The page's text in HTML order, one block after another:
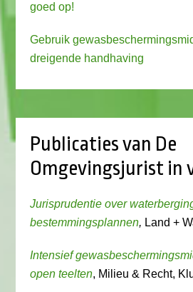
goed op!
Gebruik
dreigende handhaving
Publicaties van De
Omgevingsjurist in
Jurisprudentie over
bestemmingsplannen, Land +
Intensief
open teelten, Milieu & Recht,